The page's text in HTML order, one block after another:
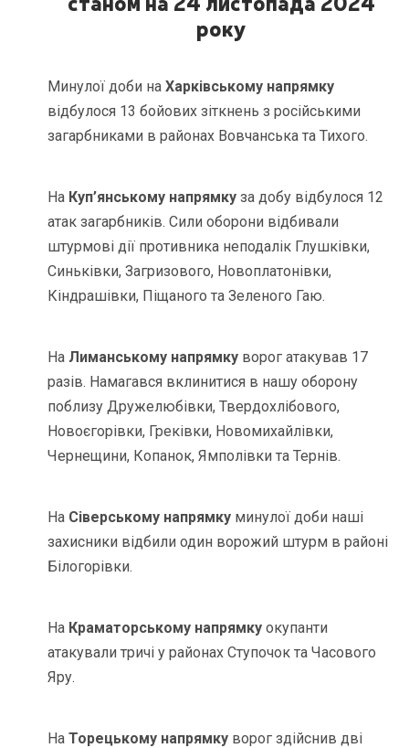
року
Минулої доби наХарківському напрямку
відбулося 13 бойових зіткнень з російськими
загарбниками в районах Вовчанська та Тихого.
На Куп’янському напрямку за добу відбулося 12
атак загарбників. Сили оборони відбивали
штурмові дії противника неподалік Глушківки,
Синьківки, Загризового, Новоплатонівки,
Кіндрашівки, Піщаного та Зеленого Гаю.
На Лиманському напрямку ворог атакував 17
разів. Намагався вклинитися в нашу оборону
поблизу Дружелюбівки, Твердохлібового,
Новоєгорівки, Греківки, Новомихайлівки,
Чернещини, Копанок, Ямполівки та Тернів.
На Сіверському напрямку минулої доби наші
захисники відбили один ворожий штурм в районі
Білогорівки.
На Краматорському напрямку окупанти
атакували тричі у районах Ступочок та Часового
Яру.
НаТорецькому напрямку ворог здійснив дві